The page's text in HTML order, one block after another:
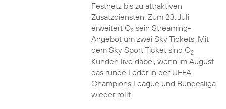
Festnetz bis zu attraktiven
Zusatzdiensten. Zum 23. Juli
erweitert O2sein Streaming-
Angebot um zwei Sky Tickets. Mit
dem Sky Sport Ticket sind O2
Kunden live dabei, wenn im August
das runde Leder in der UEFA
Champions League und Bundesliga
wieder rollt.